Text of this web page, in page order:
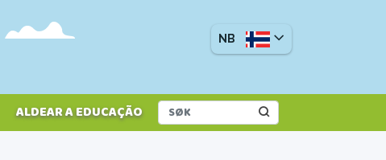
NB
ALDEAR A EDUCAÇÃO